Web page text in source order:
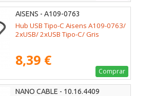
AISENS - A109-0763
Hub USB Tipo-C Aisens A109-0763/
2xUSB/ 2xUSB Tipo-C/ Gris
8,39 €
Comprar
NANO CABLE - 10.16.4409